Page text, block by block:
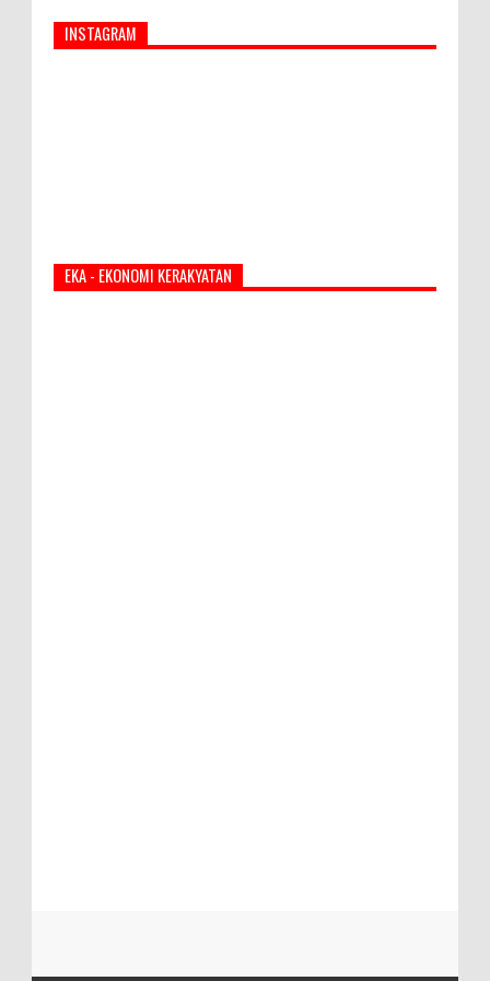
INSTAGRAM
EKA - EKONOMI KERAKYATAN